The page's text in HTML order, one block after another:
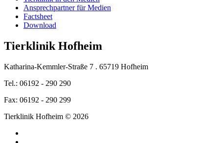
Ansprechpartner für Medien
Factsheet
Download
Tierklinik Hofheim
Katharina-Kemmler-Straße 7 . 65719 Hofheim
Tel.: 06192 - 290 290
Fax: 06192 - 290 299
Tierklinik Hofheim © 2026